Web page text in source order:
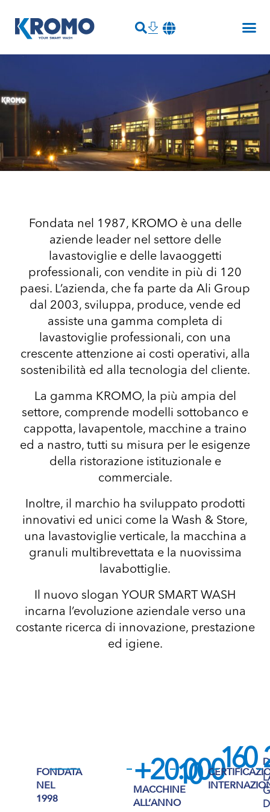
Fondata nel 1987, KROMO è una delle
aziende leader nel settore delle
lavastoviglie e delle lavaoggetti
professionali, con vendite in più di 120
paesi. L’azienda, che fa parte da Ali Group
dal 2003, sviluppa, produce, vende ed
assiste una gamma completa di
lavastoviglie professionali, con una
crescente attenzione ai costi operativi, alla
sostenibilità ed alla tecnologia del cliente.
La gamma KROMO, la più ampia del
settore, comprende modelli sottobanco e
cappotta, lavapentole, macchine a traino
ed a nastro, tutti su misura per le esigenze
della ristorazione istituzionale e
commerciale.
Inoltre, il marchio ha sviluppato prodotti
innovativi ed unici come la Wash & Store,
una lavastoviglie verticale, la macchina a
granuli multibrevettata e la nuovissima
lavabottiglie.
Il nuovo slogan YOUR SMART WASH
incarna l’evoluzione aziendale verso una
costante ricerca di innovazione, prestazione
ed igiene.
FONDATA
NEL
1998
+20.000
MACCHINE
ALL’ANNO
10
160